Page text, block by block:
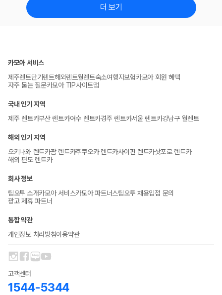
더 보기
카모아 서비스
제주렌트단기렌트해외렌트월렌트숙소여행자보험카모아 회원 혜택
자주 묻는 질문카모아 TIP사이트맵
국내 인기 지역
제주 렌트카부산 렌트카여수 렌트카경주 렌트카서울 렌트카강남구 월렌트
해외 인기 지역
오키나와 렌트카괌 렌트카후쿠오카 렌트카사이판 렌트카삿포로 렌트카
해외 편도 렌트카
회사 정보
팀오투 소개카모아 서비스카모아 파트너스팀오투 채용입점 문의
광고 제휴 파트너
통합 약관
개인정보 처리방침이용약관
고객센터
1544-5344